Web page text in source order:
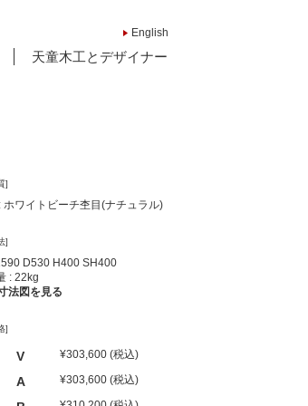
English
天童木工とデザイナー
]
ホワイトビーチ杢目(ナチュラル)
]
D530 H400 SH400
: 22kg
法図を見る
]
V ¥303,600 (税込)
A ¥303,600 (税込)